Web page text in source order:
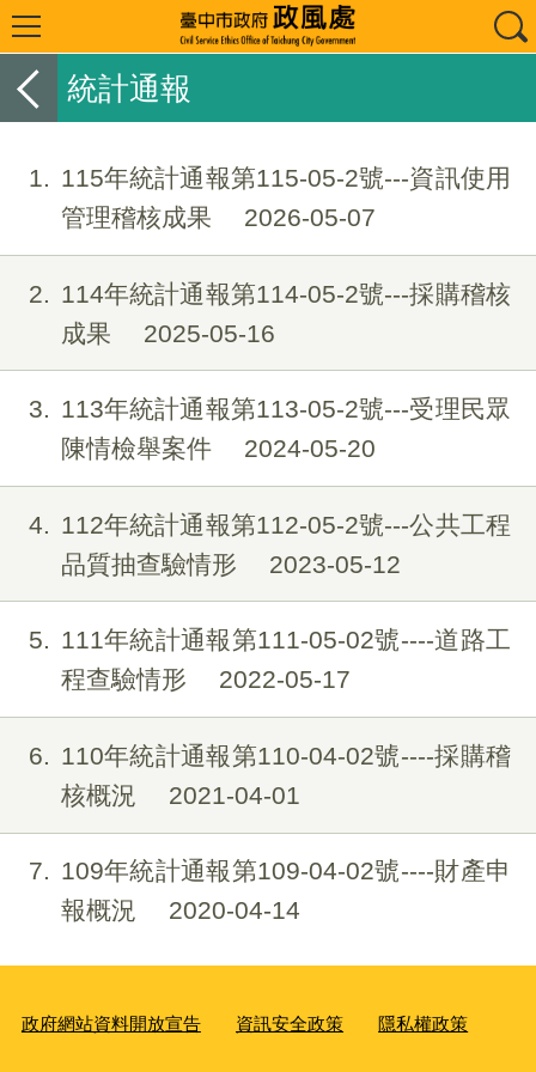
統計通報
1
115年統計通報第115-05-2號---資訊使用
管理稽核成果
2026-05-07
2
114年統計通報第114-05-2號---採購稽核
成果
2025-05-16
3
113年統計通報第113-05-2號---受理民眾
陳情檢舉案件
2024-05-20
4
112年統計通報第112-05-2號---公共工程
品質抽查驗情形
2023-05-12
5
111年統計通報第111-05-02號----道路工
程查驗情形
2022-05-17
6
110年統計通報第110-04-02號----採購稽
核概況
2021-04-01
7
109年統計通報第109-04-02號----財產申
報概況
2020-04-14
政府網站資料開放宣告 資訊安全政策 隱私權政策